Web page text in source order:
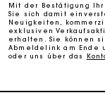
Die Maje-
Mit der Bestätigung
Sie sich damit
Neuigkeiten,
exklusiven
erhalten. Sie können
Abmeldelink am Ende
oder uns über das